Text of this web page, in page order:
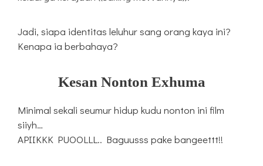
Jadi, siapa identitas leluhur sang orang kaya ini?
Kenapa ia berbahaya?
Kesan Nonton Exhuma
Minimal sekali seumur hidup kudu nonton ini film
siiyh…
APIIKKK PUOOLLL.. Baguusss pake bangeettt!!